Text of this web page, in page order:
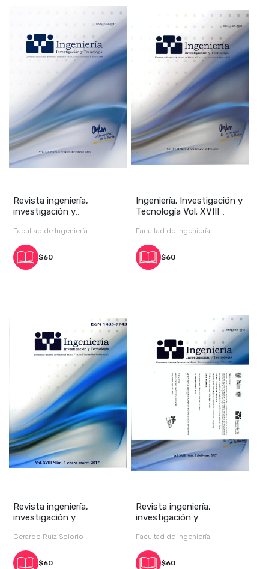
Revista ingeniería,
investigación y
Facultad de Ingeniería
$60
Ingeniería. Investigación y
Tecnología Vol. XVIII
Facultad de Ingeniería
$60
Revista ingeniería,
investigación y
Gerardo Ruíz Solorio
$60
Revista ingeniería,
investigación y
Facultad de Ingeniería
$60